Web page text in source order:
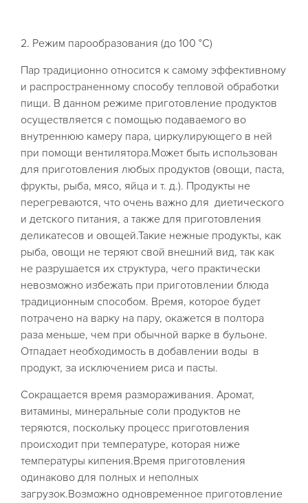
2. Режим парообразования (до 100 °С)
Пар традиционно относится к самому эффективному
и распространенному способу тепловой обработки
пищи. В данном режиме приготовление продуктов
осуществляется с помощью подаваемого во
внутреннюю камеру пара, циркулирующего в ней
при помощи вентилятора.Может быть использован
для приготовления любых продуктов (овощи, паста,
фрукты, рыба, мясо, яйца и т. д.). Продукты не
перегреваются, что очень важно для диетического
и детского питания, а также для приготовления
деликатесов и овощей.Такие нежные продукты, как
рыба, овощи не теряют свой внешний вид, так как
не разрушается их структура, чего практически
невозможно избежать при приготовлении блюда
традиционным способом. Время, которое будет
потрачено на варку на пару, окажется в полтора
раза меньше, чем при обычной варке в бульоне.
Отпадает необходимость в добавлении воды в
продукт, за исключением риса и пасты.
Сокращается время размораживания. Аромат,
витамины, минеральные соли продуктов не
теряются, поскольку процесс приготовления
происходит при температуре, которая ниже
температуры кипения.Время приготовления
одинаково для полных и неполных
загрузок.Возможно одновременное приготовление